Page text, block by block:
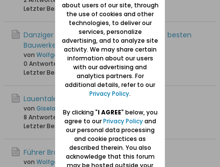
Letzter Beitrag20.11.2012, 21:43
Danziger Bernsteinstadion zählt zu Polens besten
Bauwerken
von Wolfgang
0 Antworten
3.534 Hits
0 Likes
Letzter Beitrag
24.02.2012, 10:30
Lauentaler Weg 34 ??
von GiselaDanzig
8 Antworten
18.745 Hits 0 Likes
Letzter Beitrag 31.03.2011, 17:05
Führer Brösen, Saspe, Lauental
von Wolfgang
about users of our site, through
the use of cookies and other
technologies, to deliver our
services, personalize
advertising, and to analyze site
activity. We may share certain
information about our users
with our advertising and
analytics partners. For
additional details, refer to our
Privacy Policy.
By clicking "I AGREE" below, you
agree to ourPrivacy Policyand
our personal data processing
and cookie practices as
described therein. You also
acknowledge that this forum
may be hosted outside your